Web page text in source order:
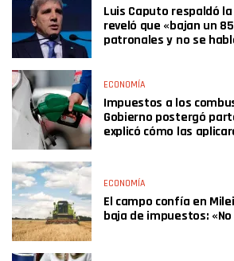
Luis Caputo respaldó
reveló que «bajan un
patronales y no se
ECONOMÍA
Impuestos a los
Gobierno postergó
explicó cómo las
ECONOMÍA
El campo confía en
baja de impuestos: